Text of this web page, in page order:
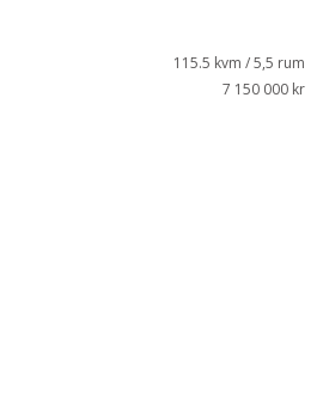
115.5 kvm / 5,5 rum
7 150 000 kr